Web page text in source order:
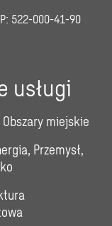
522-000-41-90
usługi
miejskie
Przemysł,